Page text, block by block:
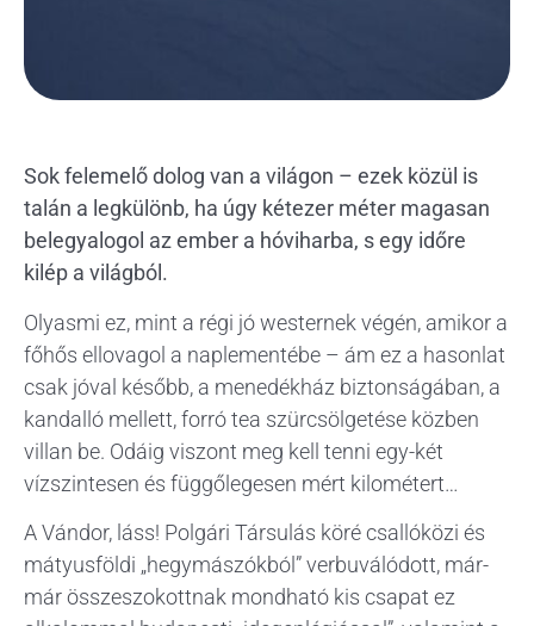
Sok felemelő dolog van a világon – ezek közül is
talán a legkülönb, ha úgy kétezer méter magasan
belegyalogol az ember a hóviharba, s egy időre
kilép a világból.
Olyasmi ez, mint a régi jó westernek végén, amikor a
főhős ellovagol a naplementébe – ám ez a hasonlat
csak jóval később, a menedékház biztonságában, a
kandalló mellett, forró tea szürcsölgetése közben
villan be. Odáig viszont meg kell tenni egy-két
vízszintesen és függőlegesen mért kilométert…
A Vándor, láss! Polgári Társulás köré csallóközi és
mátyusföldi „hegymászókból” verbuválódott, már-
már összeszokottnak mondható kis csapat ez